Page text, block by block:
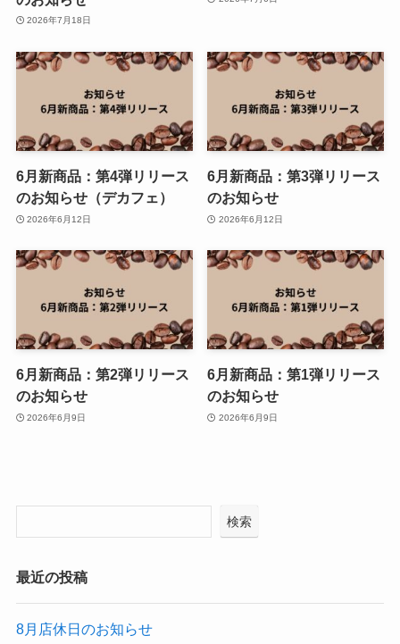
2026年7月18日
6月新商品：第4弾リリース
のお知らせ（デカフェ）
2026年6月12日
6月新商品：第3弾リリース
のお知らせ
2026年6月12日
6月新商品：第2弾リリース
のお知らせ
2026年6月9日
6月新商品：第1弾リリース
のお知らせ
2026年6月9日
検索
最近の投稿
8月店休日のお知らせ